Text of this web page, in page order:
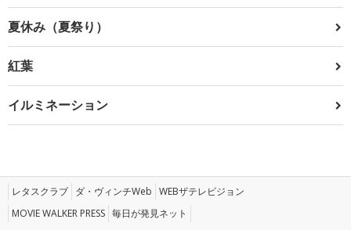
夏休み（夏祭り）
紅葉
イルミネーション
レタスクラブ ダ・ヴィンチWeb WEBザテレビジョン
MOVIE WALKER PRESS 毎日が発見ネット